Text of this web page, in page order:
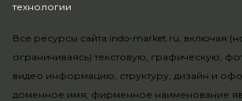
технологии.
Все ресурсы сайта indo-market.ru, включая
ограничиваясь) текстовую, графическую,
видео информацию, структуру, дизайн и
доменное имя, фирменное наименование